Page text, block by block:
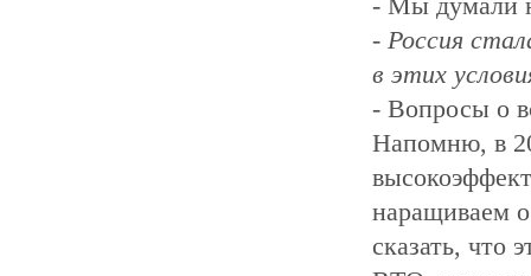
- Мы думали
- Россия
в этих
- Вопросы о
Напомню, в
наращиваем
сказать, что